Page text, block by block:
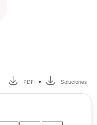
PDF • Soluciones